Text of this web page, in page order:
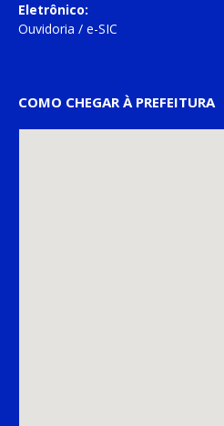
Eletrônico:
Ouvidoria / e-SIC
COMO CHEGAR À PREFEITURA